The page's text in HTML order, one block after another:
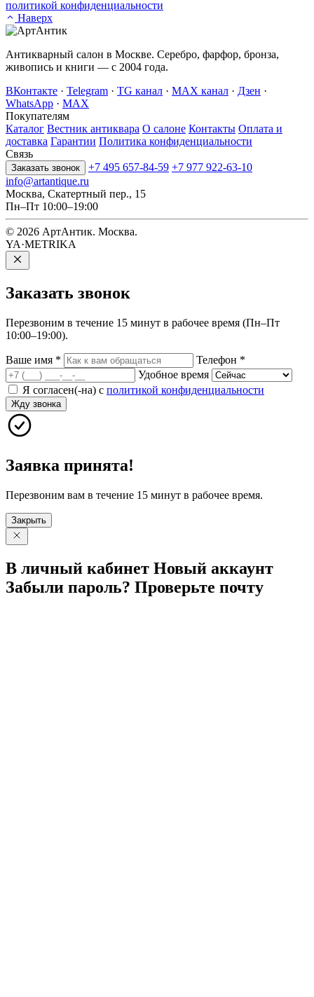
политикой конфиденциальности
Наверх
Антикварный салон в Москве. Серебро, фарфор, бронза,
живопись и книги — с 2004 года.
ВКонтакте · Telegram · TG канал · MAX канал · Дзен ·
WhatsApp · MAX
Покупателям
Каталог Вестник антиквара О салоне Контакты Оплата и
доставка Гарантии Политика конфиденциальности
Связь
Заказать звонок +7 495 657-84-59 +7 977 922-63-10
info@artantique.ru
Москва, Скатертный пер., 15
Пн–Пт 10:00–19:00
© 2026 АртАнтик. Москва.
YA·METRIKA
Заказать звонок
Перезвоним в течение 15 минут в рабочее время (Пн–Пт
10:00–19:00).
Ваше имя * Телефон *
Удобное время
Я согласен(-на) с политикой конфиденциальности
Жду звонка
Заявка принята!
Перезвоним вам в течение 15 минут в рабочее время.
Закрыть
В личный кабинет Новый аккаунт
Забыли пароль? Проверьте почту